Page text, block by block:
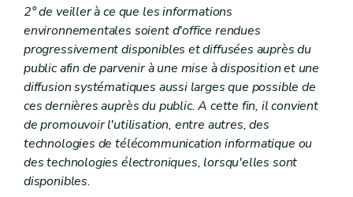
Chapitre IV Auteurs d'études d'incidences
Section première Agrément, suspension et retrait d'agrément des auteurs d'études d'incidences
Sous-section première Généralités
Art. R 58
Sous-section 2 Critères d'agrément
Art. R 59
Sous-section 3 Procédure d'octroi d'agrément
Art. R 60
Art. R 61
Art. R 62
Art. R 63
2° de veiller à ce que les informations
environnementales soient d'office rendues
progressivement disponibles et diffusées auprès du
public afin de parvenir à une mise à disposition et une
diffusion systématiques aussi larges que possible de
ces dernières auprès du public. A cette fin, il convient
de promouvoir l'utilisation, entre autres, des
technologies de télécommunication informatique ou
des technologies électroniques, lorsqu'elles sont
disponibles.